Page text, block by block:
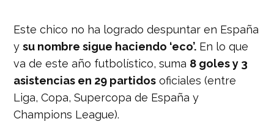
Este chico no ha logrado despuntar en España
ysu nombre sigue haciendo ‘eco’. En lo que
va de este año futbolístico, suma 8 goles y 3
asistencias en 29 partidos oficiales (entre
Liga, Copa, Supercopa de España y
Champions League).